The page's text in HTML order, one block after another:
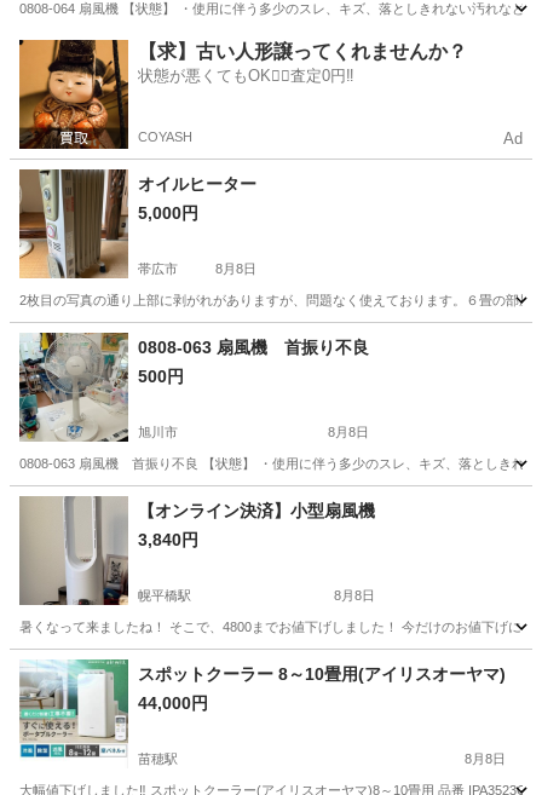
0808-064 扇風機 【状態】 ・使用に伴う多少のスレ、キズ、落としきれない汚れな
北海道 旭川市 季節、空調家電 現地
【求】古い人形譲ってくれませんか？
状態が悪くてもOK🙆‍♀️査定0円‼️
COYASH Ad
オイルヒーター
5,000円
帯広市 8月8日
2枚目の写真の通り上部に剥がれがありますが、問題なく使えております。６畳の部屋
北海道 帯広市 季節、空調家電
0808-063 扇風機 首振り不良
500円
旭川市 8月8日
0808-063 扇風機 首振り不良 【状態】 ・使用に伴う多少のスレ、キズ、落としきれ
北海道 旭川市 季節、空調家電 現地
【オンライン決済】小型扇風機
3,840円
幌平橋駅 8月8日
暑くなって来ましたね！ そこで、4800までお値下げしました！ 今だけのお値下げに
北海道 札幌市 幌平橋駅 季節、空調家電 小型
スポットクーラー 8～10畳用(アイリスオーヤマ)
44,000円
苗穂駅 8月8日
大幅値下げしました‼️ スポットクーラー(アイリスオーヤマ)8～10畳用 品番